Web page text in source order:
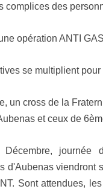
complices des
opération ANTI
se multiplient
un cross de la
et ceux de
journée
d'Aubenas viendront
Sont attendues,